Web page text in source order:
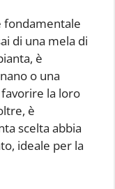
fondamentale
di una mela di
è
o una
la loro
è
scelta abbia
ideale per la